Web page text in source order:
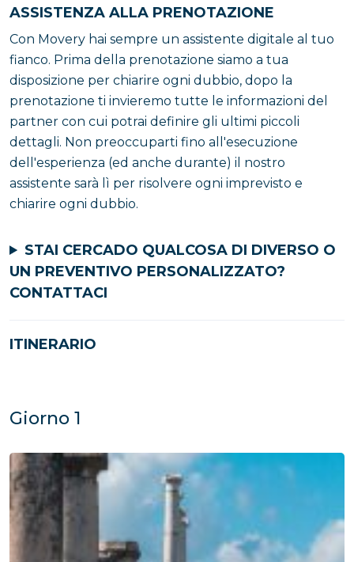
ASSISTENZA ALLA PRENOTAZIONE
Con Movery hai sempre un assistente digitale al tuo
fianco. Prima della prenotazione siamo a tua
disposizione per chiarire ogni dubbio, dopo la
prenotazione ti invieremo tutte le informazioni del
partner con cui potrai definire gli ultimi piccoli
dettagli. Non preoccuparti fino all'esecuzione
dell'esperienza (ed anche durante) il nostro
assistente sarà lì per risolvere ogni imprevisto e
chiarire ogni dubbio.
STAI CERCADO QUALCOSA DI DIVERSO O
UN PREVENTIVO PERSONALIZZATO?
CONTATTACI
ITINERARIO
Giorno 1